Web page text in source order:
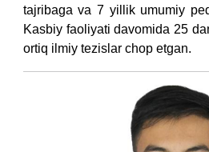
tajribaga va 7 yillik umumiy
Kasbiy faoliyati davomida 25
ortiq ilmiy tezislar chop etgan.